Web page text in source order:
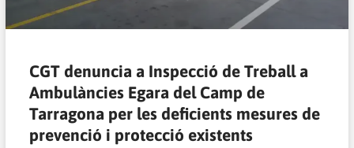
CGT denuncia a Inspecció de Treball a
Ambulàncies Egara del Camp de
Tarragona per les deficients mesures de
prevenció i protecció existents